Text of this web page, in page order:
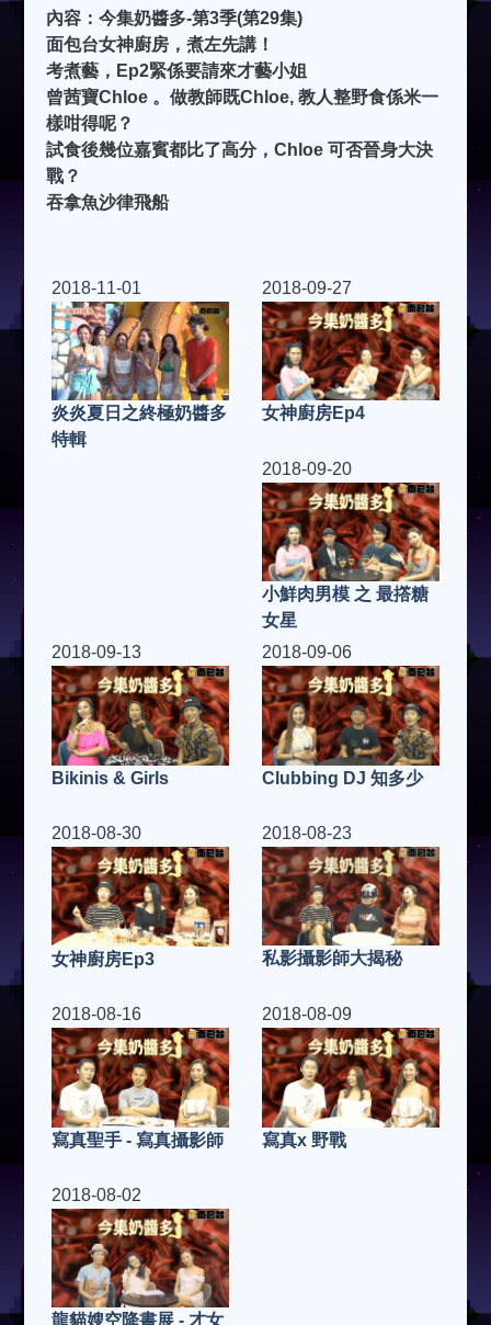
內容：今集奶醬多-第3季(第29集)
面包台女神廚房，煮左先講！
考煮藝，Ep2緊係要請來才藝小姐
曾茜寶Chloe 。做教師既Chloe, 教人整野食係米一
樣咁得呢？
試食後幾位嘉賓都比了高分，Chloe 可否晉身大決
戰？
吞拿魚沙律飛船
2018-11-01
炎炎夏日之終極奶醬多
特輯
2018-09-27
女神廚房Ep4
2018-09-20
小鮮肉男模 之 最撘糖
女星
2018-09-13
Bikinis & Girls
2018-09-06
Clubbing DJ 知多少
2018-08-30
女神廚房Ep3
2018-08-23
私影攝影師大揭秘
2018-08-16
寫真聖手 - 寫真攝影師
2018-08-09
寫真x 野戰
2018-08-02
龍貓嫂空降書展 - 才女